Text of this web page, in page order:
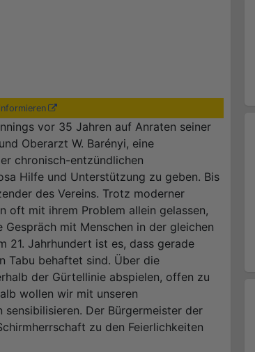
vor 35 Jahren auf Anraten seiner
Oberarzt W. Barényi, eine
chronisch-entzündlichen
Hilfe und Unterstützung zu geben. Bis
des Vereins. Trotz moderner
oft mit ihrem Problem allein gelassen,
mit Menschen in der gleichen
21. Jahrhundert ist es, dass gerade
Tabu behaftet sind. Über die
der Gürtellinie abspielen, offen zu
wollen wir mit unseren
Der Bürgermeister der
zu den Feierlichkeiten